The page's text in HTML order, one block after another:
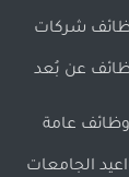
شركات
عن بُعد
وظائف عامة
الجامعات